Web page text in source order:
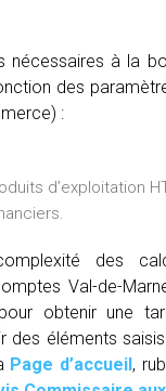
nécessaires à la
des
:
d’exploitation
des
Val-de-
obtenir une
des éléments
Page d’accueil,